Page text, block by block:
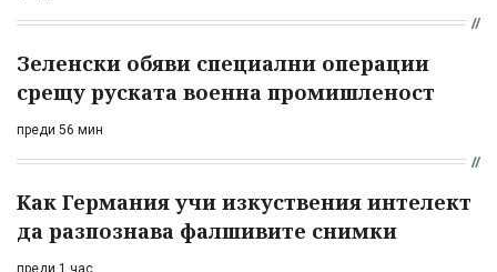
Зеленски обяви специални операции
срещу руската военна промишленост
преди 56 мин
Как Германия учи изкуствения интелект
да разпознава фалшивите снимки
преди 1 час